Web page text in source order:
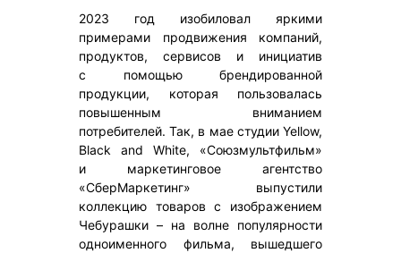
2023 год изобиловал яркими
примерами продвижения компаний,
продуктов, сервисов и инициатив
с помощью брендированной
продукции, которая пользовалась
повышенным вниманием
потребителей. Так, в мае студии Yellow,
Black and White, «Союзмультфильм»
и маркетинговое агентство
«СберМаркетинг» выпустили
коллекцию товаров с изображением
Чебурашки – на волне популярности
одноименного фильма, вышедшего